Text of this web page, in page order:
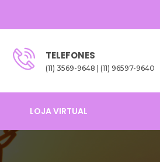
TELEFONES
(11) 3569-9648 | (11) 96597-9640
LOJA VIRTUAL